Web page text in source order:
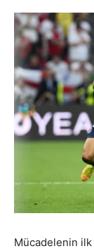
Mücadelenin ilk